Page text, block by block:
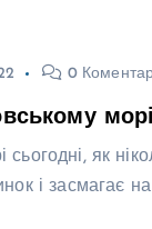
0
сьогодні, як
і засмагає